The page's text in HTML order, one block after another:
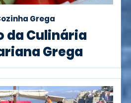
Grega
da Culinária
Grega